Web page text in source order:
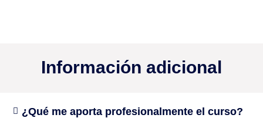
Información adicional
¿Qué me aporta profesionalmente el curso?